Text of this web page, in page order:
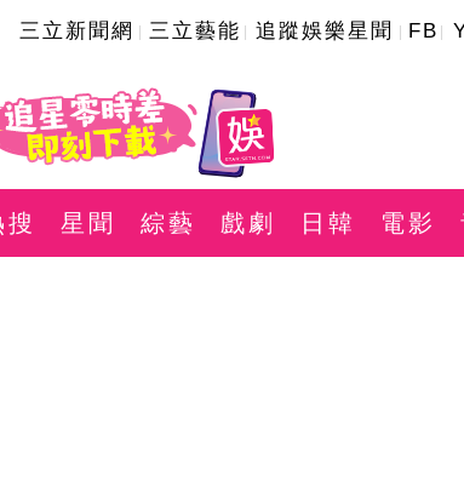
三立新聞網 三立藝能 追蹤娛樂星聞 FB
搜 星聞 綜藝 戲劇 日韓 電影